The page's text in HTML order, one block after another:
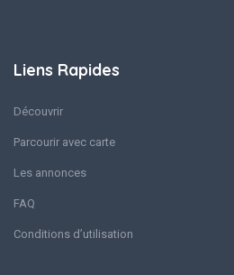
Liens Rapides
Découvrir
Parcourir avec carte
Les annonces
FAQ
Conditions d’utilisation